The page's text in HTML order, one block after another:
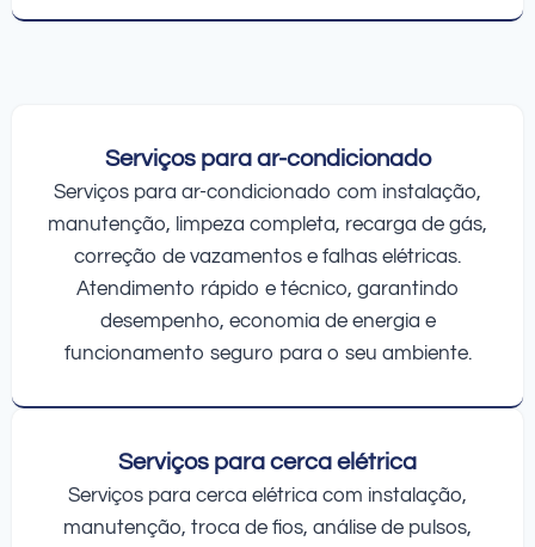
Serviços para ar-condicionado
Serviços para ar-condicionado com instalação,
manutenção, limpeza completa, recarga de gás,
correção de vazamentos e falhas elétricas.
Atendimento rápido e técnico, garantindo
desempenho, economia de energia e
funcionamento seguro para o seu ambiente.
Serviços para cerca elétrica
Serviços para cerca elétrica com instalação,
manutenção, troca de fios, análise de pulsos,